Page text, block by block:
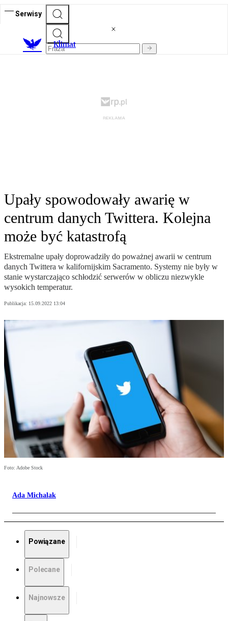
Serwisy
Klimat
Upały spowodowały awarię w
centrum danych Twittera. Kolejna
może być katastrofą
Ekstremalne upały doprowadziły do poważnej awarii w centrum
danych Twittera w kalifornijskim Sacramento. Systemy nie były w
stanie wystarczająco schłodzić serwerów w obliczu niezwykle
wysokich temperatur.
Publikacja: 15.09.2022 13:04
Foto: Adobe Stock
Ada Michalak
Powiązane
Polecane
Najnowsze